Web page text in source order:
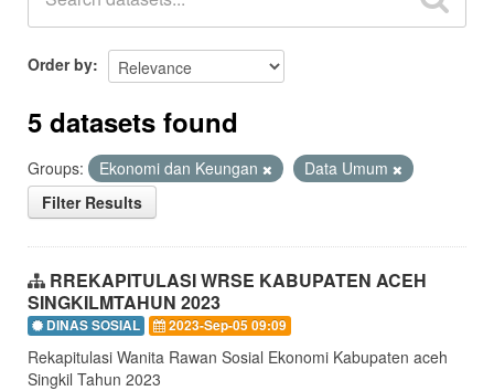
About
Order by
5 datasets found
Groups: Ekonomi dan Keungan
Data Umum
Filter Results
RREKAPITULASI WRSE KABUPATEN ACEH
SINGKILMTAHUN 2023
DINAS SOSIAL 2023-Sep-05 09:09
Rekapitulasi Wanita Rawan Sosial Ekonomi Kabupaten aceh
Singkil Tahun 2023